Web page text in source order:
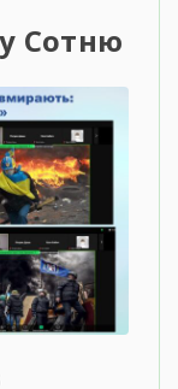
Сотню